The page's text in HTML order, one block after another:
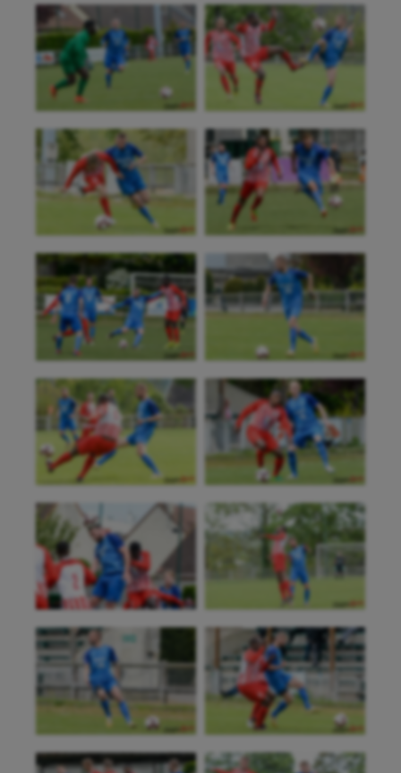
Aéronautique
Athlétisme
Auto
Aviron
Balle à la main
Ballon au poing
Baseball